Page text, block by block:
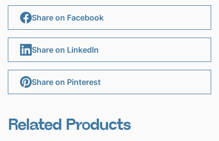
Share on Facebook
Share on LinkedIn
Share on Pinterest
Related Products